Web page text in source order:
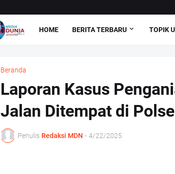
HOME BERITA TERBARU TOPIK
Beranda
Laporan Kasus
Jalan Ditempat di
Penulis Redaksi MDN - 4/22/2025